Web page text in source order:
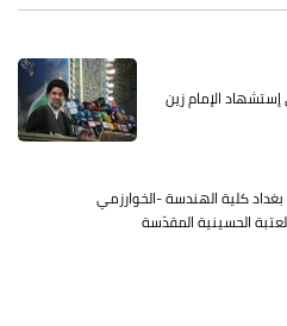
الإمام زين
كلية الهندسة -الخوارزمي
الحسينية المقدّسة